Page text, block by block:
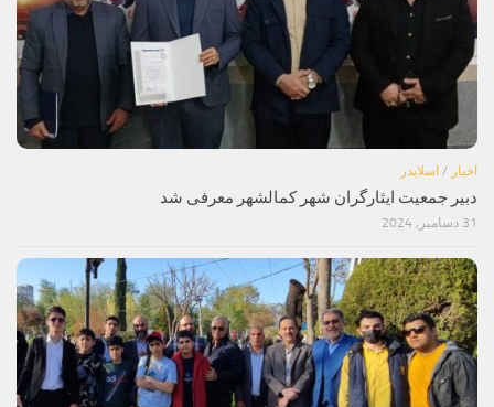
اخبار / اسلایدر
دبیر جمعیت ایثارگران شهر کمالشهر معرفی شد
31 دسامبر, 2024